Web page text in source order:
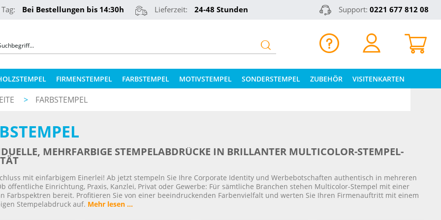
Bei Bestellungen bis 14:30h Lieferzeit: 24-48 Stunden Support: 0221 677 812 08
FIRMENSTEMPEL FARBSTEMPEL MOTIVSTEMPEL SONDERSTEMPEL
PRÄGEZANGEN
REINER NUMEROTEURE
TEXTILSTEMPEL
QR-CODE STEMPEL
ZUBEHÖR
COLOP STEMPELKISSEN
ERSATZPLATTEN NACH GRÖSSE
STEMPELFARBEN
STEMPELKISSEN FÜR HOLZSTEMPEL
VISITENKARTEN
> FARBSTEMPEL
MEHRFARBIGE STEMPELABDRÜCKE IN BRILLANTER MULTICOLOR-STEMPEL-
mit einfarbigem Einerlei! Ab jetzt stempeln Sie Ihre Corporate Identity und Werbebotschaften authentisch in mehreren
öffentliche Einrichtung, Praxis, Kanzlei, Privat oder Gewerbe: Für sämtliche Branchen stehen Multicolor-Stempel mit einer
Farbspektren bereit. Profitieren Sie von einer beeindruckenden Farbenvielfalt und werten Sie Ihren Firmenauftritt mit einem
Stempelabdruck auf. Mehr lesen ...